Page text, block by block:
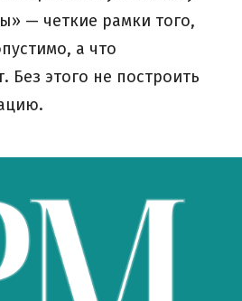
— четкие рамки того,
а что
Без этого не построить